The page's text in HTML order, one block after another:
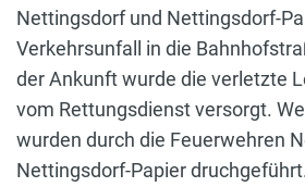
Nettingsdorf und Nettingsdorf-
Verkehrsunfall in die
der Ankunft wurde die verletzte
vom Rettungsdienst versorgt.
wurden durch die Feuerwehren
Nettingsdorf-Papier